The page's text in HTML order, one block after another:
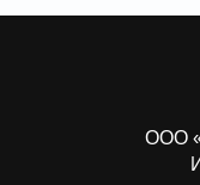
ООО